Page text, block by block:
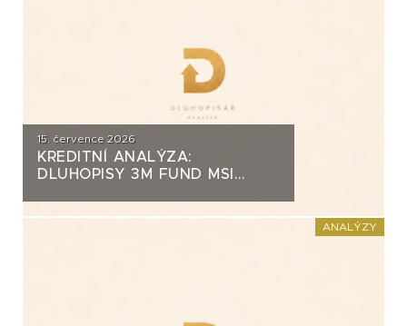
15. července 2026
KREDITNÍ ANALÝZA:
DLUHOPISY 3M FUND MSI
ANALÝZY